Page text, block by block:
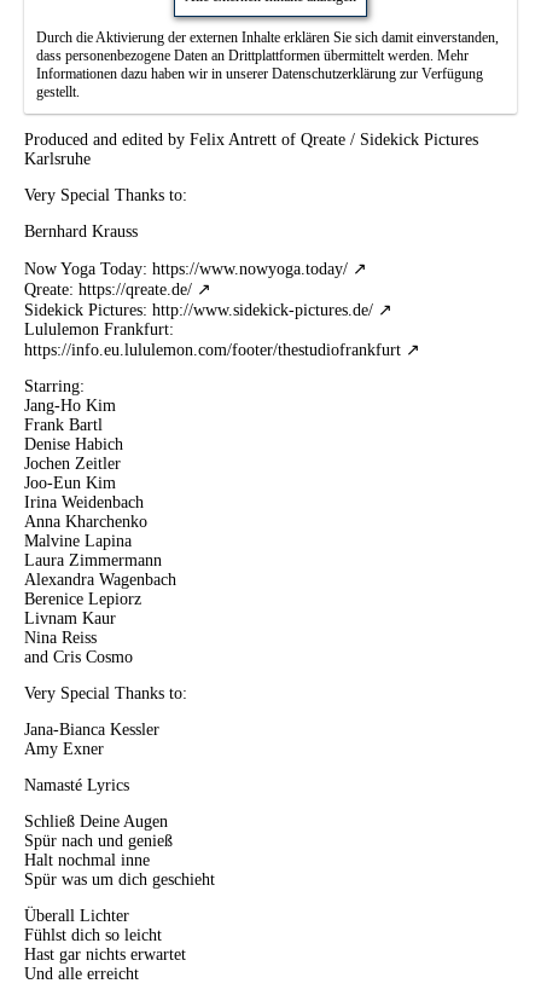
Durch die Aktivierung der externen Inhalte erklären Sie sich damit einverstanden,
dass personenbezogene Daten an Drittplattformen übermittelt werden. Mehr
Informationen dazu haben wir in unserer Datenschutzerklärung zur Verfügung
gestellt.
Produced and edited by Felix Antrett of Qreate / Sidekick Pictures
Karlsruhe
Very Special Thanks to:
Bernhard Krauss
Now Yoga Today: https://www.nowyoga.today/
Qreate: https://qreate.de/
Sidekick Pictures: http://www.sidekick-pictures.de/
Lululemon Frankfurt:
https://info.eu.lululemon.com/footer/thestudiofrankfurt
Starring:
Jang-Ho Kim
Frank Bartl
Denise Habich
Jochen Zeitler
Joo-Eun Kim
Irina Weidenbach
Anna Kharchenko
Malvine Lapina
Laura Zimmermann
Alexandra Wagenbach
Berenice Lepiorz
Livnam Kaur
Nina Reiss
and Cris Cosmo
Very Special Thanks to:
Jana-Bianca Kessler
Amy Exner
Namasté Lyrics
Schließ Deine Augen
Spür nach und genieß
Halt nochmal inne
Spür was um dich geschieht
Überall Lichter
Fühlst dich so leicht
Hast gar nichts erwartet
Und alle erreicht